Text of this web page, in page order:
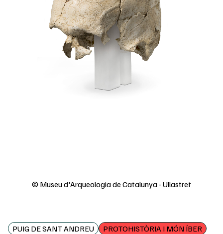
© Museu d'Arqueologia de Catalunya - Ullastret
PUIG DE SANT ANDREU PROTOHISTÒRIA I MÓN ÍBER